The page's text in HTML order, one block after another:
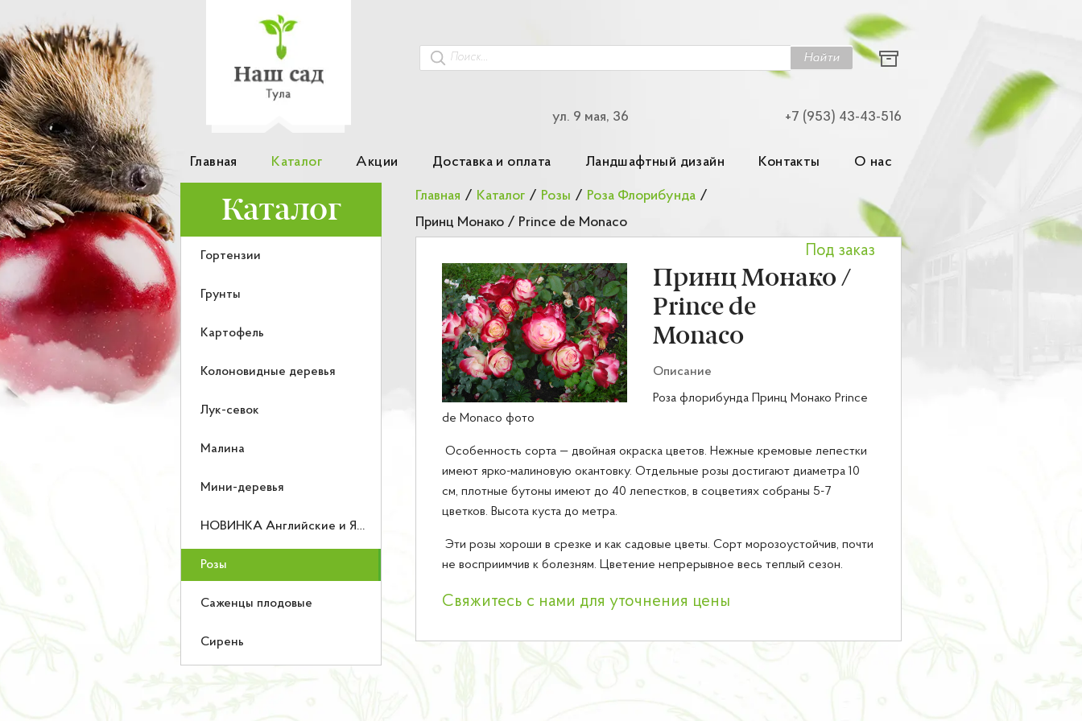
Найти
ул. 9 мая, 36 +7 (953) 43-43-516
Главная Каталог Акции Доставка и оплата Ландшафтный дизайн Контакты О нас
Каталог
Гортензии
Грунты
Картофель
Колоновидные деревья
Лук-севок
Малина
Мини-деревья
НОВИНКА Английские и Японские розы
Розы
Саженцы плодовые
Сирень
Главная / Каталог / Розы / Роза Флорибунда /
Принц Монако / Prince de Monaco
Принц Монако /
Prince de
Monaco
Под заказ
Описание
Роза флорибунда Принц Монако Prince
de Monaco фото
Особенность сорта — двойная окраска цветов. Нежные кремовые лепестки
имеют ярко-малиновую окантовку. Отдельные розы достигают диаметра 10
см, плотные бутоны имеют до 40 лепестков, в соцветиях собраны 5-7
цветков. Высота куста до метра.
Эти розы хороши в срезке и как садовые цветы. Сорт морозоустойчив, почти
не восприимчив к болезням. Цветение непрерывное весь теплый сезон.
Свяжитесь с нами для уточнения цены